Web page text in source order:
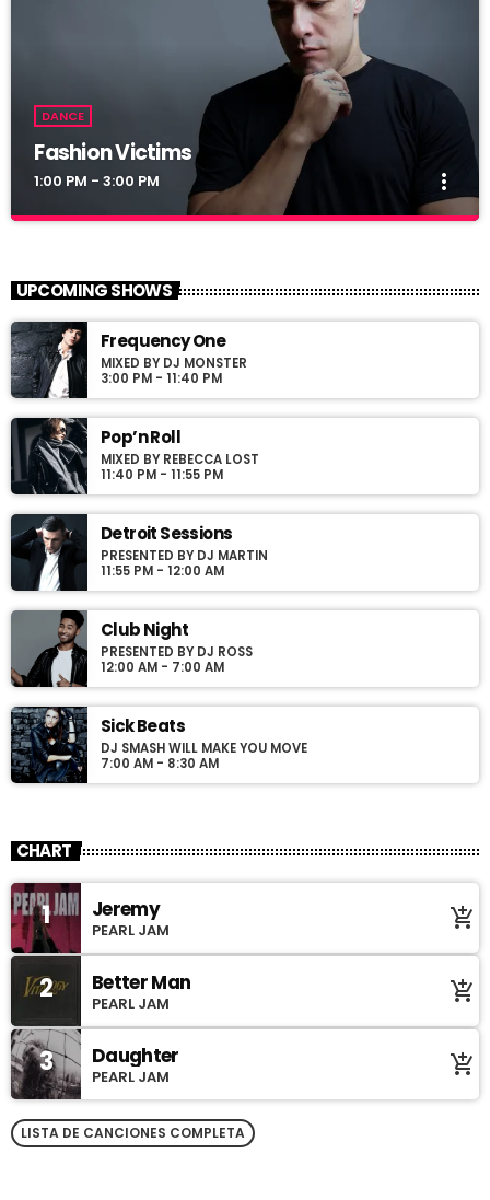
DANCE
Fashion Victims
1:00 PM - 3:00 PM more_vert
For every Show page the timetable is auomatically generated
from the schedule, and you can set automatic carousels of
Podcasts, Articles and Charts by simply choosing a category.
Curabitur id lacus felis. Sed justo mauris, auctor eget tellus nec,
justo. Aliquam semper faucibus odio id varius. Suspendisse
varius laoreet sodales.
UPCOMING SHOWS
Frequency One
MIXED BY DJ MONSTER
3:00 PM - 11:40 PM
Pop’n Roll
MIXED BY REBECCA LOST
11:40 PM - 11:55 PM
Detroit Sessions
PRESENTED BY DJ MARTIN
11:55 PM - 12:00 AM
Club Night
PRESENTED BY DJ ROSS
12:00 AM - 7:00 AM
Sick Beats
DJ SMASH WILL MAKE YOU MOVE
7:00 AM - 8:30 AM
CHART
1 Jeremy
PEARL JAM add_shopping_cart
2 Better Man
PEARL JAM add_shopping_cart
3 Daughter
PEARL JAM add_shopping_cart
LISTA DE CANCIONES COMPLETA